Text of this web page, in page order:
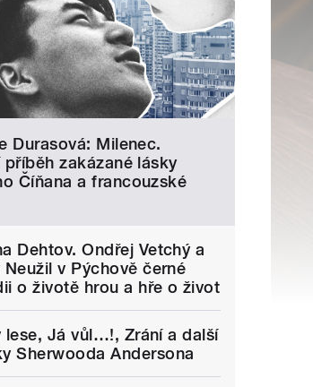
Durasová: Milenec.
příběh zakázané lásky
Číňana a francouzské
Dehtov. Ondřej Vetchý a
Neužil v Pýchově černé
o životě hrou a hře o život
lese, Já vůl…!, Zrání a další
Sherwooda Andersona